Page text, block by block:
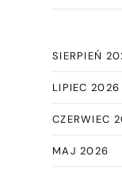
SIERPIEŃ
LIPIEC 2026
CZERWIEC
MAJ 2026